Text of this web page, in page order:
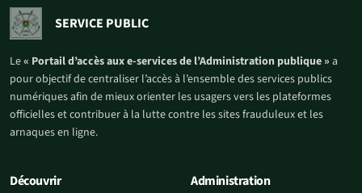
SERVICE PUBLIC
Le« Portail d’accès aux e-services de l’Administration publique » a
pour objectif de centraliser l’accès à l’ensemble des services publics
numériques afin de mieux orienter les usagers vers les plateformes
officielles et contribuer à la lutte contre les sites frauduleux et les
arnaques en ligne.
Découvrir Administration